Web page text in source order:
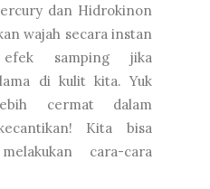
dan Hidrokinon
wajah secara instan
samping jika
di kulit kita. Yuk
cermat dalam
Kita bisa
cara-cara